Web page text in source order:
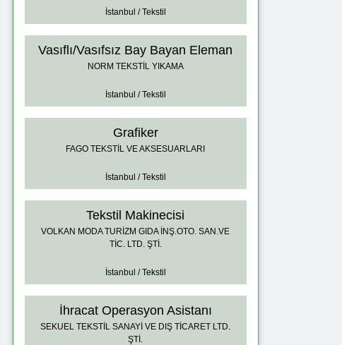
İstanbul / Tekstil
Vasıflı/Vasıfsız Bay Bayan Eleman
NORM TEKSTİL YIKAMA
İstanbul / Tekstil
Grafiker
FAGO TEKSTİL VE AKSESUARLARI
İstanbul / Tekstil
Tekstil Makinecisi
VOLKAN MODA TURİZM GIDA İNŞ.OTO. SAN.VE
TİC. LTD. ŞTİ.
İstanbul / Tekstil
İhracat Operasyon Asistanı
SEKUEL TEKSTİL SANAYİ VE DIŞ TİCARET LTD.
ŞTİ.